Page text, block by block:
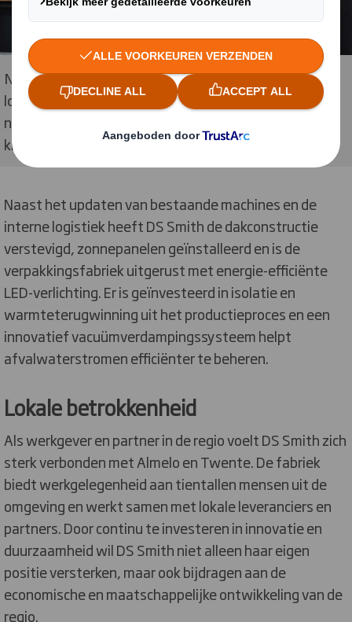
Nieuwe machines en geoptimaliseerde interne
logistiek zorgen voor snellere verpakkingslijnen,
nauwkeurige verwerking en meer flexibiliteit voor
klanten in de regio.
Naast het updaten van bestaande machines en de
interne logistiek heeft DS Smith de dakconstructie
verstevigd, zonnepanelen geïnstalleerd en is de
verpakkingsfabriek uitgerust met energie-efficiënte
LED-verlichting. Er is geïnvesteerd in isolatie en
warmteterugwinning uit het productieproces en een
innovatief vacuümverdampingssysteem helpt
afvalwaterstromen efficiënter te beheren.
Lokale betrokkenheid
Als werkgever en partner in de regio voelt DS Smith zich
sterk verbonden met Almelo en Twente. De fabriek
biedt werkgelegenheid aan tientallen mensen uit de
omgeving en werkt samen met lokale leveranciers en
partners. Door continu te investeren in innovatie en
duurzaamheid wil DS Smith niet alleen haar eigen
positie versterken, maar ook bijdragen aan de
economische en maatschappelijke ontwikkeling van de
regio.